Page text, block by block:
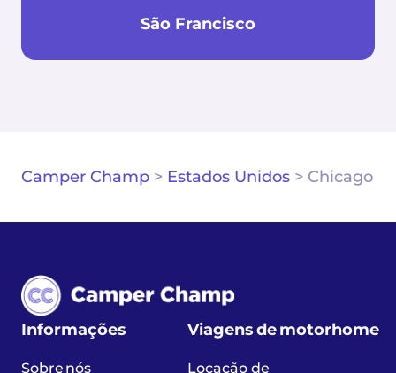
São Francisco
Camper Champ > Estados Unidos > Chicago
Informações
Sobre nós
Viagens de motorhome
Locação de